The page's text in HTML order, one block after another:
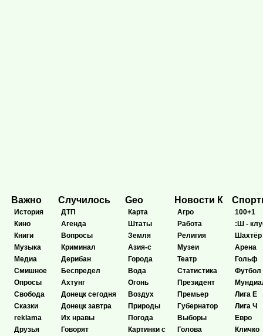
Важно
История
Кино
Книги
Музыка
Медиа
Смишное
Опросы
Свобода
Сказки
reklama
Друзья
Случилось
ДТП
Агенда
Вопросы
Криминал
Дерибан
Беспредел
Ахтунг
Донецк сегодня
Донецк завтра
Их нравы
Говорят
Geo
Карта
Штаты
Земля
Азия-с
Города
Вода
Огонь
Воздух
Природы
Погода
Картинки с
Новости К
Агро
Работа
Религия
Музеи
Театр
Статистика
Президент
Премьер
Губернатор
Выборы
Голова
100+1
:Ш -
Шахтёр
Арена
Гольф
Футбол
Лига Е
Лига Ч
Евро
Кличко